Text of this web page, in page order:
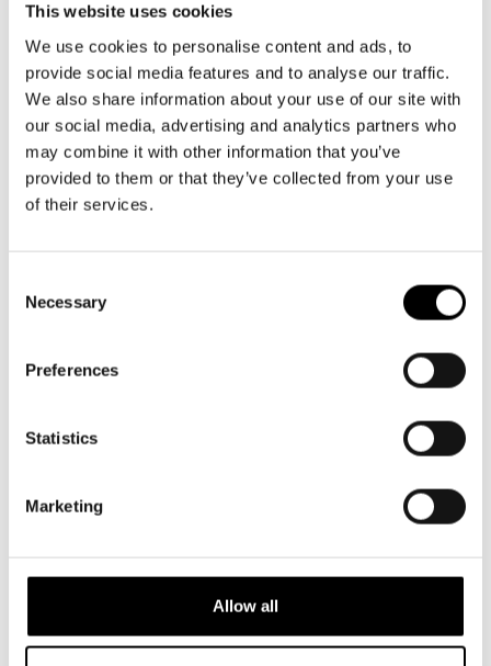
This website uses cookies
We use cookies to personalise content and ads, to
provide social media features and to analyse our traffic.
We also share information about your use of our site with
our social media, advertising and analytics partners who
may combine it with other information that you’ve
provided to them or that they’ve collected from your use
of their services.
Selection
Necessary
Preferences
Statistics
Marketing
Allow all
Presentkort
Tillgänglighet
Frågor & svar
Platskarta
Företag
Guidning
Teaterns verksamhet
Ensemble
Historia
Kontaktuppgifter
Press
Jobba hos oss
Nyhetsbrev
09 616 211
info@svenskateatern.fi
BILJETTER
Köp biljetter
biljetter@svenskateatern.fi
ti-fr kl 12-18
Frågor & svar